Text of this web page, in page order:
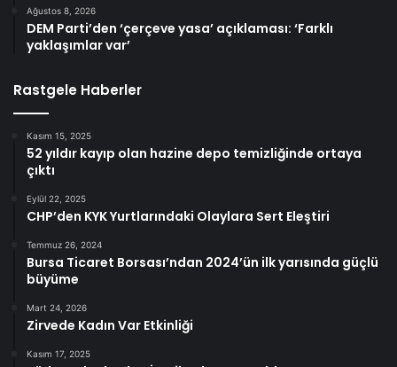
Ağustos 8, 2026
DEM Parti’den ‘çerçeve yasa’ açıklaması: ‘Farklı
yaklaşımlar var’
Rastgele Haberler
Kasım 15, 2025
52 yıldır kayıp olan hazine depo temizliğinde ortaya
çıktı
Eylül 22, 2025
CHP’den KYK Yurtlarındaki Olaylara Sert Eleştiri
Temmuz 26, 2024
Bursa Ticaret Borsası’ndan 2024’ün ilk yarısında güçlü
büyüme
Mart 24, 2026
Zirvede Kadın Var Etkinliği
Kasım 17, 2025